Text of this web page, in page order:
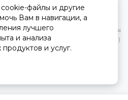
информация, касающаяся
товаров и услуг, носит
при каких условиях не является
положениями Статьи 437(2)
кодекса РФ.
cookie-файлы и другие
Вам в навигации, а
лучшего
и анализа
и услуг.